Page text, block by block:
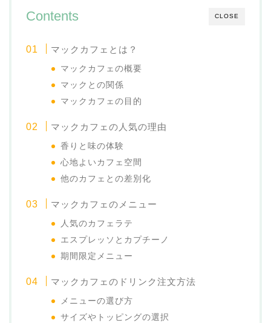
CLOSE
Contents
マックカフェとは？
マックカフェの概要
マックとの関係
マックカフェの目的
マックカフェの人気の理由
香りと味の体験
心地よいカフェ空間
他のカフェとの差別化
マックカフェのメニュー
人気のカフェラテ
エスプレッソとカプチーノ
期間限定メニュー
マックカフェのドリンク注文方法
メニューの選び方
サイズやトッピングの選択